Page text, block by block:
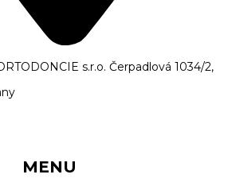
s.r.o. Čerpadlová 1034/2,
MENU